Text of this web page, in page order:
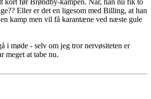
Eller er det en ligesom med Billing, at han
kamp men vil få karantæne ved næste gule
i møde - selv om jeg tror nervøsiteten er
meget at tabe nu.